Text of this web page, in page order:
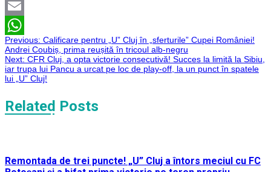
Twitter
Email
WhatsApp
Navigare
în
Previous: Calificare pentru „U” Cluj în „sferturile” Cupei României!
Andrei Coubiș, prima reușită în tricoul alb-negru
Next: CFR Cluj, a opta victorie consecutivă! Succes la limită la Sibiu,
iar trupa lui Pancu a urcat pe loc de play-off, la un punct în spatele
lui „U” Cluj!
Related Posts
Remontada de trei puncte! „U” Cluj a întors meciul cu FC